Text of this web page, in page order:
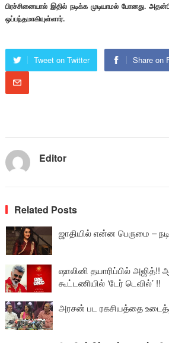
பிரச்சினையால் இதில் நடிக்க முடியாமல் போனது.
ஒப்பந்தமாகியுள்ளார்.
Tweet on Twitter Share on
Editor
Related Posts
ஜாதியில் என்ன பெருமை –
ஷாலினி தயாரிப்பில் அஜித்!!
கூட்டணியில் ‘டேர் டெவில்’ !!
அரசன் பட ரகசியத்தை